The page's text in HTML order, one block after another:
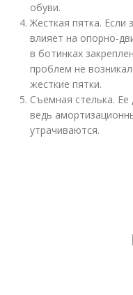
обуви.
Жесткая пятка. Если
влияет на опорно-
в ботинках
проблем не
жесткие пятки.
Съемная стелька.
ведь
утрачиваются.